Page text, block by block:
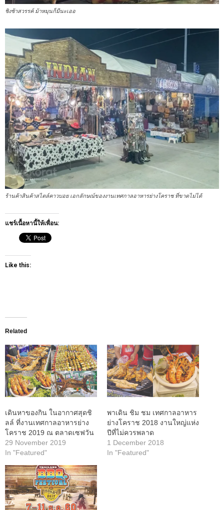
ชิงช้าสวรรค์ ม้าหมุนก็มีนะเออ
ร้านค้าสินค้าสไตล์คาวบอย เอกลักษณ์ของงานเทศกาลอาหารย่างโคราช ที่ขาดไม่ได้
แชร์เนื้อหานี้ให้เพื่อน:
Like this:
Related
เดินหาของกิน ในอากาศสุดชิ
ลล์ ที่งานเทศกาลอาหารย่าง
โคราช 2019 ณ ตลาดเซฟวัน
29 November 2019
In "Featured"
พาเดิน ชิม ชม เทศกาลอาหาร
ย่างโคราช 2018 งานใหญ่แห่ง
ปีที่ไม่ควรพลาด
1 December 2018
In "Featured"